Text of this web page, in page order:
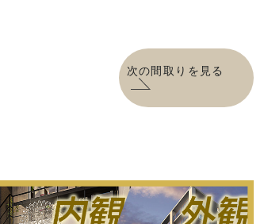
次の間取りを見る